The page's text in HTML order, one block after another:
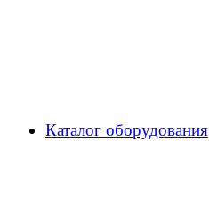
Каталог оборудования